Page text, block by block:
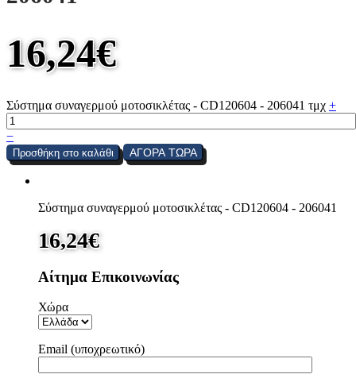
16,24€
Σύστημα συναγερμού μοτοσικλέτας - CD120604 - 206041 τμχ +
−
Προσθήκη στο καλάθι ΑΓΟΡΑ ΤΩΡΑ
Σύστημα συναγερμού μοτοσικλέτας - CD120604 - 206041
16,24€
Αίτημα Επικοινωνίας
Χώρα
Email (υποχρεωτικό)